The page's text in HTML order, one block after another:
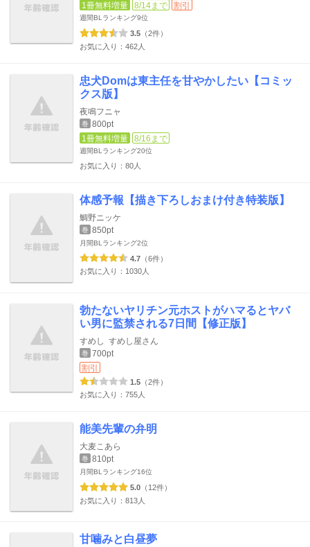
1冊無料増量
8/14まで 割引
週間BLランキング9位
3.5 （2件）
お気に入り：462人
忠犬Domは東主任を甘やかしたい【コミッ
クス版】
夜鳴フニャ
巻 800pt
1冊無料増量
8/16まで
週間BLランキング20位
お気に入り：80人
体感予報【描き下ろしおまけ付き特装版】
鯛野ニッケ
巻 850pt
月間BLランキング2位
4.7 （6件）
お気に入り：1030人
勃たないヤリチン元ホストがハマるとヤバ
い男に監禁される7日間【修正版】
すめし すめし屋さん
巻 700pt
割引
1.5 （2件）
お気に入り：755人
能美先輩の弁明
大麦こあら
巻 810pt
月間BLランキング16位
5.0 （12件）
お気に入り：813人
甘噛みと白昼夢